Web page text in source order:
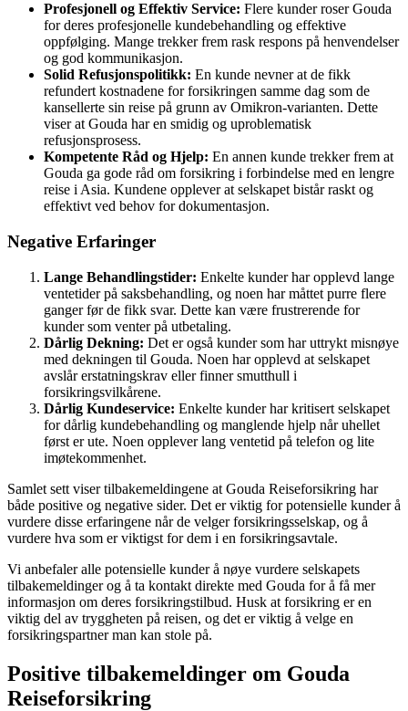
Profesjonell og Effektiv Service: Flere kunder roser Gouda
for deres profesjonelle kundebehandling og effektive
oppfølging. Mange trekker frem rask respons på henvendelser
og god kommunikasjon.
Solid Refusjonspolitikk: En kunde nevner at de fikk
refundert kostnadene for forsikringen samme dag som de
kansellerte sin reise på grunn av Omikron-varianten. Dette
viser at Gouda har en smidig og uproblematisk
refusjonsprosess.
Kompetente Råd og Hjelp: En annen kunde trekker frem at
Gouda ga gode råd om forsikring i forbindelse med en lengre
reise i Asia. Kundene opplever at selskapet bistår raskt og
effektivt ved behov for dokumentasjon.
Negative Erfaringer
Lange Behandlingstider: Enkelte kunder har opplevd lange
ventetider på saksbehandling, og noen har måttet purre flere
ganger før de fikk svar. Dette kan være frustrerende for
kunder som venter på utbetaling.
Dårlig Dekning: Det er også kunder som har uttrykt misnøye
med dekningen til Gouda. Noen har opplevd at selskapet
avslår erstatningskrav eller finner smutthull i
forsikringsvilkårene.
Dårlig Kundeservice: Enkelte kunder har kritisert selskapet
for dårlig kundebehandling og manglende hjelp når uhellet
først er ute. Noen opplever lang ventetid på telefon og lite
imøtekommenhet.
Samlet sett viser tilbakemeldingene at Gouda Reiseforsikring har
både positive og negative sider. Det er viktig for potensielle kunder å
vurdere disse erfaringene når de velger forsikringsselskap, og å
vurdere hva som er viktigst for dem i en forsikringsavtale.
Vi anbefaler alle potensielle kunder å nøye vurdere selskapets
tilbakemeldinger og å ta kontakt direkte med Gouda for å få mer
informasjon om deres forsikringstilbud. Husk at forsikring er en
viktig del av tryggheten på reisen, og det er viktig å velge en
forsikringspartner man kan stole på.
Positive tilbakemeldinger om Gouda
Reiseforsikring